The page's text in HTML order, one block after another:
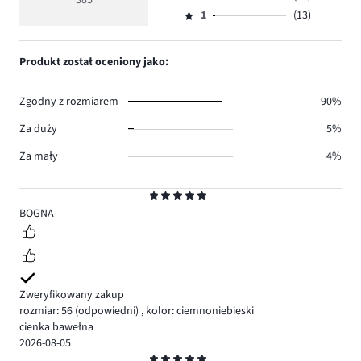
5
BOGNA
Zweryfikowany zakup
rozmiar: 56 (odpowiedni) , kolor: ciemnoniebieski
cienka bawełna
2026-08-05
302.
głosów
ilość
2,
Ocena
1,
1 (13)
Produkt został oceniony jako:
Zgodny z rozmiarem
90%
Za duży
5%
Za mały
4%